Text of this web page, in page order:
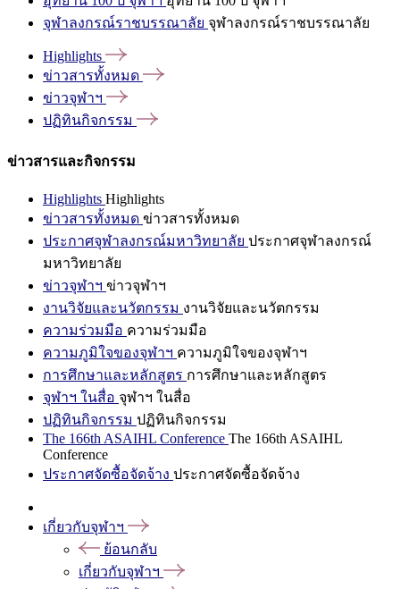
จุฬาลงกรณ์ราชบรรณาลัย จุฬาลงกรณ์ราชบรรณาลัย
Highlights
ข่าวสารทั้งหมด
ข่าวจุฬาฯ
ปฏิทินกิจกรรม
ข่าวสารและกิจกรรม
Highlights Highlights
ข่าวสารทั้งหมด ข่าวสารทั้งหมด
ประกาศจุฬาลงกรณ์มหาวิทยาลัย ประกาศจุฬาลงกรณ์
มหาวิทยาลัย
ข่าวจุฬาฯ ข่าวจุฬาฯ
งานวิจัยและนวัตกรรม งานวิจัยและนวัตกรรม
ความร่วมมือ ความร่วมมือ
ความภูมิใจของจุฬาฯ ความภูมิใจของจุฬาฯ
การศึกษาและหลักสูตร การศึกษาและหลักสูตร
จุฬาฯ ในสื่อ จุฬาฯ ในสื่อ
ปฏิทินกิจกรรม ปฏิทินกิจกรรม
The 166th ASAIHL Conference The 166th ASAIHL
Conference
ประกาศจัดซื้อจัดจ้าง ประกาศจัดซื้อจัดจ้าง
เกี่ยวกับจุฬาฯ
ย้อนกลับ
เกี่ยวกับจุฬาฯ